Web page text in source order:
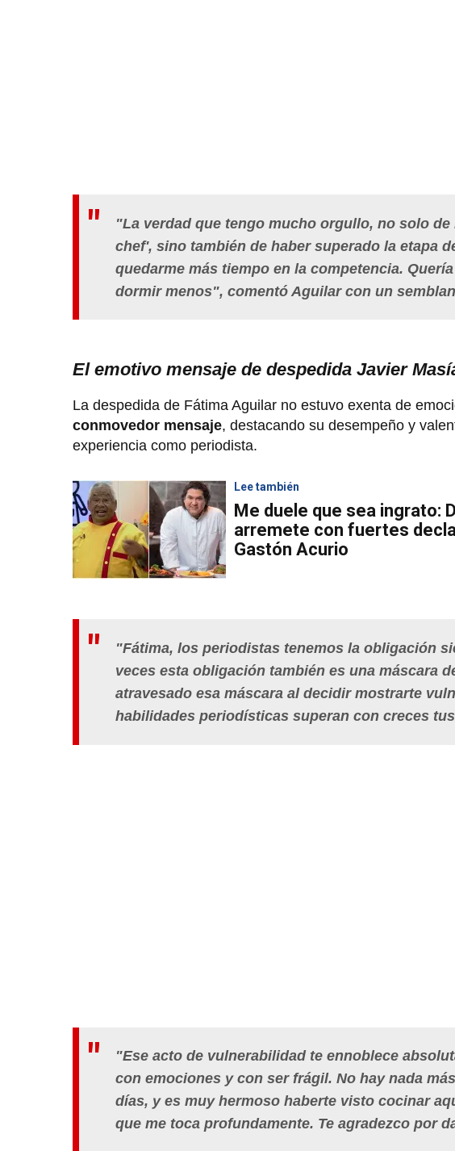
"La verdad que tengo mucho orgullo, no solo
chef', sino también de haber superado la etapa
quedarme más tiempo en la competencia.
dormir menos", comentó Aguilar con un
El emotivo mensaje de despedida Javier
La despedida de Fátima Aguilar no estuvo exenta de
conmovedor mensaje, destacando su desempeño y
experiencia como periodista.
Lee también
Me duele que sea ingrato:
arremete con fuertes
Gastón Acurio
"Fátima, los periodistas tenemos la obligación
veces esta obligación también es una máscara
atravesado esa máscara al decidir mostrarte
habilidades periodísticas superan con creces
"Ese acto de vulnerabilidad te ennoblece
con emociones y con ser frágil. No hay nada
días, y es muy hermoso haberte visto cocinar
que me toca profundamente. Te agradezco por